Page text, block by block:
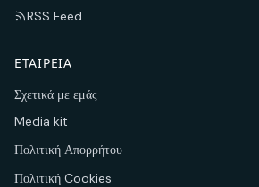
RSS Feed
ΕΤΑΙΡΕΊΑ
Σχετικά με εμάς
Media kit
Πολιτική Απορρήτου
Πολιτική Cookies